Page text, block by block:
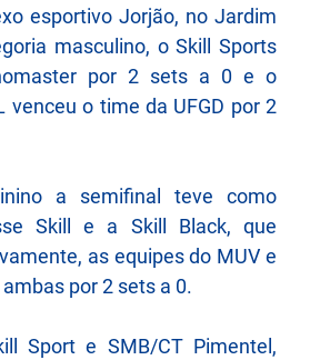
esportivo Jorjão, no Jardim
masculino, o Skill Sports
por 2 sets a 0 e o
venceu o time da UFGD por 2
a semifinal teve como
Skill e a Skill Black, que
as equipes do MUV e
por 2 sets a 0.
Sport e SMB/CT Pimentel,